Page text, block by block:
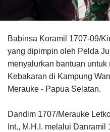
Babinsa Koramil 1707-09/
yang dipimpin oleh Pelda
menyalurkan bantuan untuk
Kebakaran di Kampung
Merauke - Papua Selatan.
Dandim 1707/Merauke
Int., M.H.I. melalui